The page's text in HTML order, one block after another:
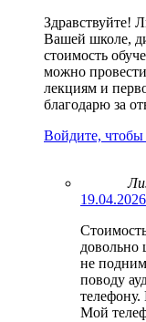
Здравствуйте!
Вашей школе,
стоимость
можно
лекциям и
благодарю за
Войдите, чтобы
довольно
не
поводу
телефону.
Мой